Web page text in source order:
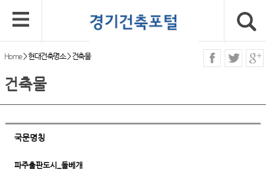
Home>현대건축명소>건축물
건축물
국문명칭
파주출판도시_돌베개